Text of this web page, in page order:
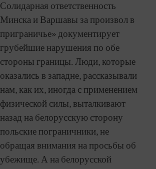
Солидарная ответственность
Минска и Варшавы за произвол в
приграничье» документирует
грубейшие нарушения по обе
стороны границы. Люди, которые
оказались в западне, рассказывали
нам, как их, иногда с применением
физической силы, выталкивают
назад на белорусскую сторону
польские пограничники, не
обращая внимания на просьбы об
убежище. А на белорусской